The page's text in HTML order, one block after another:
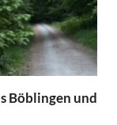
Böblingen und